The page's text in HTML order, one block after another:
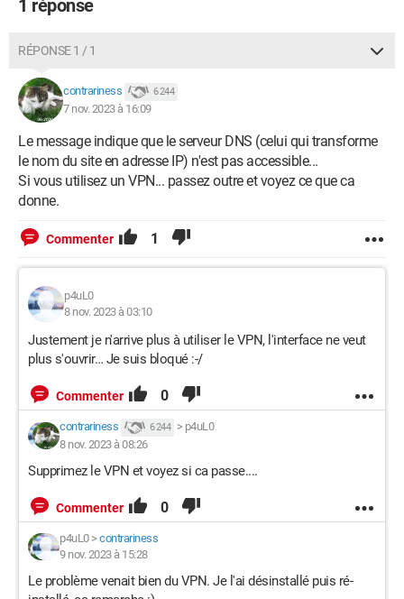
• Mon
refuse carrément de s'ouvrir désormais…
• J'ai lancé un diagnostic et une "résolution de problème
réseau" sur Windows, qui a trouvé le problème suivant :
Windows ne peut pas communiquer avec le périphérique ou
la ressource (serveur DNS principal). »
Petite précision bonus : je n'ai pas utilisé Windows depuis 10
ans, ce qui peut expliquer que je me sente désemparé face à
ce problème, ce serait vraiment super ! Merci d'avance
????????
1 réponse
RÉPONSE 1 / 1
contrariness 6 244
7 nov. 2023 à 16:09
Le message indique que le serveur DNS (celui qui transforme
le nom du site en adresse IP) n'est pas accessible...
Si vous utilisez un VPN... passez outre et voyez ce que ca
donne.
Commenter 1
p4uL0
8 nov. 2023 à 03:10
Justement je n'arrive plus à utiliser le VPN, l'interface ne veut
plus s'ouvrir… Je suis bloqué :-/
Commenter 0
contrariness 6 244 > p4uL0
8 nov. 2023 à 08:26
Supprimez le VPN et voyez si ca passe....
Commenter 0
p4uL0> contrariness
9 nov. 2023 à 15:28
Le problème venait bien du VPN. Je l'ai désinstallé puis ré-